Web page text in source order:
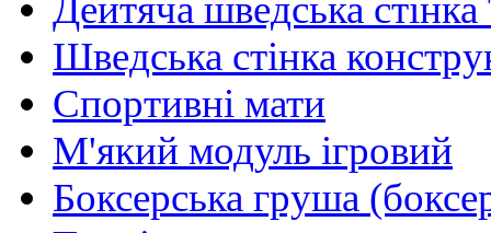
Деитяча шведська
Шведська стінка
Спортивні мати
М'який модуль ігровий
Боксерська груша